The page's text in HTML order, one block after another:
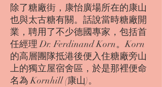
除了糖廠街，康怡廣場所在的康山
也與太古糖有關。話說當時糖廠開
業，聘用了不少德國專家，包括首
任經理 Dr. Ferdinand Korn。Korn
的高層團隊抵港後便入住糖廠旁山
上的獨立屋宿舍區，於是那裡便命
名為 Kornhill (康山)。